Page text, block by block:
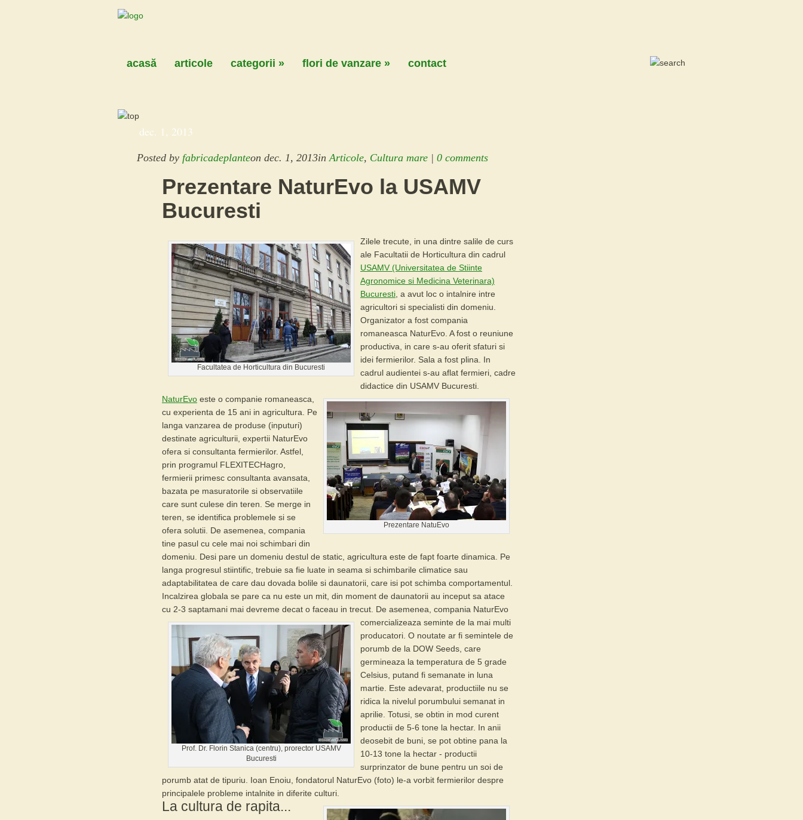
acasă articole categorii » flori de vanzare » contact
dec. 1, 2013
Posted by fabricadeplanteon dec. 1, 2013inArticole, Cultura mare | 0 comments
Prezentare NaturEvo la USAMV
Bucuresti
Facultatea de Horticultura din Bucuresti
Zilele trecute, in una dintre salile de curs
ale Facultatii de Horticultura din cadrul
USAMV (Universitatea de Stiinte
Agronomice si Medicina Veterinara)
Bucuresti , a avut loc o intalnire intre
agricultori si specialisti din domeniu.
Organizator a fost compania
romaneasca NaturEvo. A fost o reuniune
productiva, in care s-au oferit sfaturi si
idei fermierilor. Sala a fost plina. In
cadrul audientei s-au aflat fermieri, cadre
didactice din USAMV Bucuresti.
Prezentare NatuEvo
NaturEvo este o companie romaneasca,
cu experienta de 15 ani in agricultura . Pe
langa vanzarea de produse (inputuri)
destinate agriculturii, expertii NaturEvo
ofera si consultanta fermierilor. Astfel,
prin programul FLEXITECHagro
fermierii primesc consultanta avansata,
bazata pe masuratorile si observatiile
care sunt culese din teren. Se merge in
teren, se identifica problemele si se
ofera solutii. De asemenea, compania
tine pasul cu cele mai noi schimbari din
domeniu. Desi pare un domeniu destul de static, agricultura este de fapt foarte dinamica. Pe
langa progresul stiintific, trebuie sa fie luate in seama si schimbarile climatice sau
adaptabilitatea de care dau dovada bolile si daunatorii, care isi pot schimba comportamentul.
Incalzirea globala se pare ca nu este un mit, din moment de daunatorii au inceput sa atace
cu 2-3 saptamani mai devreme decat o faceau in trecut.
Prof. Dr. Florin Stanica (centru), prorector USAMV
Bucuresti
De asemenea, compania NaturEvo
comercializeaza seminte de la mai multi
producatori. O noutate ar fi semintele de
porumb de la DOW Seeds, care
germineaza la temperatura de 5 grade
Celsius, putand fi semanate in luna
martie. Este adevarat, productiile nu se
ridica la nivelul porumbului semanat in
aprilie. Totusi, se obtin in mod curent
productii de 5-6 tone la hectar. In anii
deosebit de buni, se pot obtine pana la
10-13 tone la hectar - productii
surprinzator de bune pentru un soi de
porumb atat de tipuriu. Ioan Enoiu, fondatorul NaturEvo (foto) le-a vorbit fermierilor despre
principalele probleme intalnite in diferite culturi.
La cultura de rapita...